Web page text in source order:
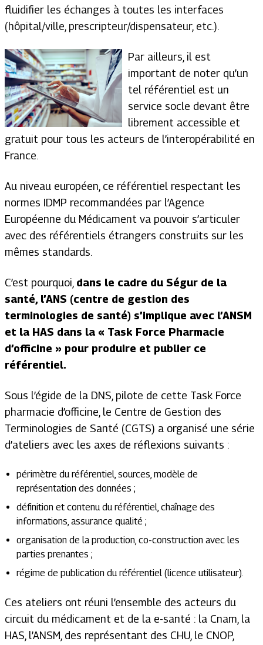
fluidifier les échanges à toutes les interfaces
(hôpital/ville, prescripteur/dispensateur, etc.).
Par ailleurs, il est
important de noter qu’un
tel référentiel est un
service socle devant être
librement accessible et
gratuit pour tous les acteurs de l’interopérabilité en
France.
Au niveau européen, ce référentiel respectant les
normes IDMP recommandées par l’Agence
Européenne du Médicament va pouvoir s’articuler
avec des référentiels étrangers construits sur les
mêmes standards.
C’est pourquoi, dans le cadre du Ségur de la
santé, l’ANS (centre de gestion des
terminologies de santé) s’implique avec l’ANSM
et la HAS dans la « Task Force Pharmacie
d’officine » pour produire et publier ce
référentiel.
Sous l’égide de la DNS, pilote de cette Task Force
pharmacie d’officine, le Centre de Gestion des
Terminologies de Santé (CGTS) a organisé une série
d’ateliers avec les axes de réflexions suivants :
périmètre du référentiel, sources, modèle de
représentation des données ;
définition et contenu du référentiel, chaînage des
informations, assurance qualité ;
organisation de la production, co-construction avec les
parties prenantes ;
régime de publication du référentiel (licence utilisateur).
Ces ateliers ont réuni l’ensemble des acteurs du
circuit du médicament et de la e-santé : la Cnam, la
HAS, l’ANSM, des représentant des CHU, le CNOP,